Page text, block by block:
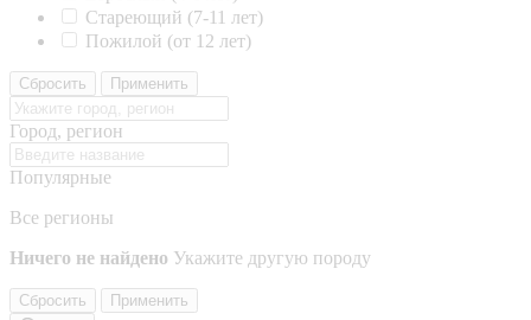
Стареющий (7-11 лет)
Пожилой (от 12 лет)
Сбросить Применить
Город, регион
Популярные
Все регионы
Ничего не найдено Укажите другую породу
Сбросить
Применить